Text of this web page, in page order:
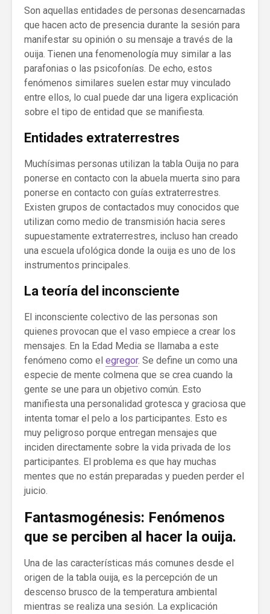
Son aquellas entidades de personas desencarnadas
que hacen acto de presencia durante la sesión para
manifestar su opinión o su mensaje a través de la
ouija. Tienen una fenomenología muy similar a las
parafonias o las psicofonías. De echo, estos
fenómenos similares suelen estar muy vinculado
entre ellos, lo cual puede dar una ligera explicación
sobre el tipo de entidad que se manifiesta.
Entidades extraterrestres
Muchísimas personas utilizan la tabla Ouija no para
ponerse en contacto con la abuela muerta sino para
ponerse en contacto con guías extraterrestres.
Existen grupos de contactados muy conocidos que
utilizan como medio de transmisión hacia seres
supuestamente extraterrestres, incluso han creado
una escuela ufológica donde la ouija es uno de los
instrumentos principales.
La teoría del inconsciente
El inconsciente colectivo de las personas son
quienes provocan que el vaso empiece a crear los
mensajes. En la Edad Media se llamaba a este
fenómeno como el egregor. Se define un como una
especie de mente colmena que se crea cuando la
gente se une para un objetivo común. Esto
manifiesta una personalidad grotesca y graciosa que
intenta tomar el pelo a los participantes. Esto es
muy peligroso porque entregan mensajes que
inciden directamente sobre la vida privada de los
participantes. El problema es que hay muchas
mentes que no están preparadas y pueden perder el
juicio.
Fantasmogénesis: Fenómenos
que se perciben al hacer la ouija.
Una de las características más comunes desde el
origen de la tabla ouija, es la percepción de un
descenso brusco de la temperatura ambiental
mientras se realiza una sesión. La explicación